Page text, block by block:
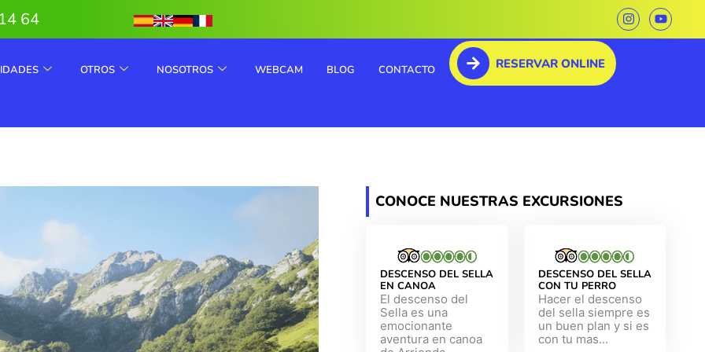
64
I
n
s
Y
o
u
OTROS NOSOTROS WEBCAM BLOG CONTACTO RESERVAR ONLINE
CONOCE NUESTRAS EXCURSIONES
DESCENSO DEL SELLA
EN CANOA
El descenso del
Sella es una
emocionante
aventura en canoa
DESCENSO DEL SELLA
CON TU PERRO
Hacer el descenso
del sella siempre es
un buen plan y si es
con tu mas...